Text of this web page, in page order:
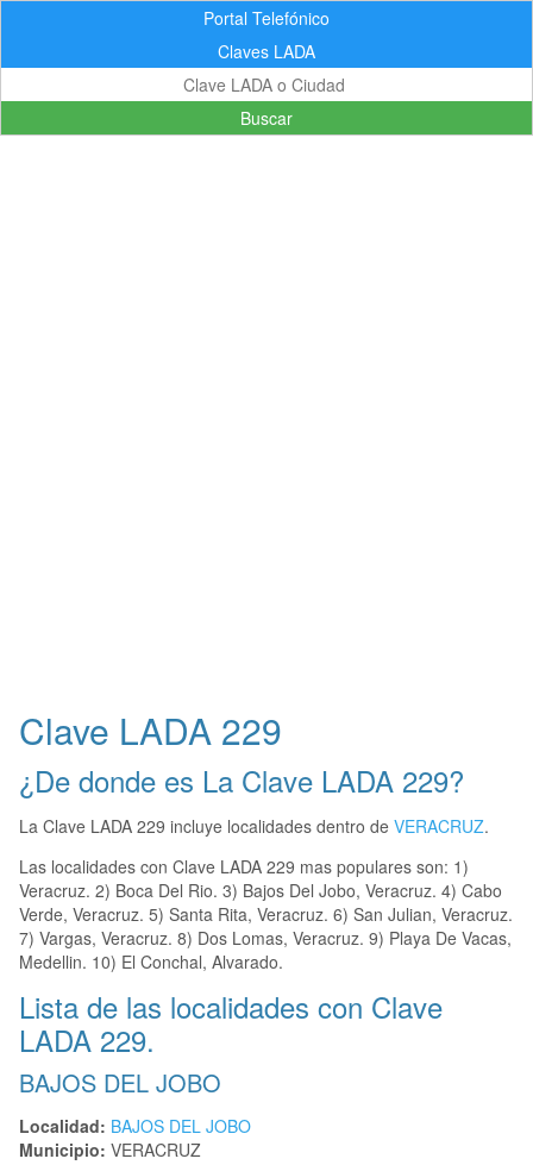
Portal Telefónico
Claves LADA
Buscar
Clave LADA 229
¿De donde es La Clave LADA 229?
La Clave LADA 229 incluye localidades dentro de VERACRUZ.
Las localidades con Clave LADA 229 mas populares son: 1)
Veracruz. 2) Boca Del Rio. 3) Bajos Del Jobo, Veracruz. 4) Cabo
Verde, Veracruz. 5) Santa Rita, Veracruz. 6) San Julian, Veracruz.
7) Vargas, Veracruz. 8) Dos Lomas, Veracruz. 9) Playa De Vacas,
Medellin. 10) El Conchal, Alvarado.
Lista de las localidades con Clave
LADA 229.
BAJOS DEL JOBO
Localidad: BAJOS DEL JOBO
Municipio: VERACRUZ